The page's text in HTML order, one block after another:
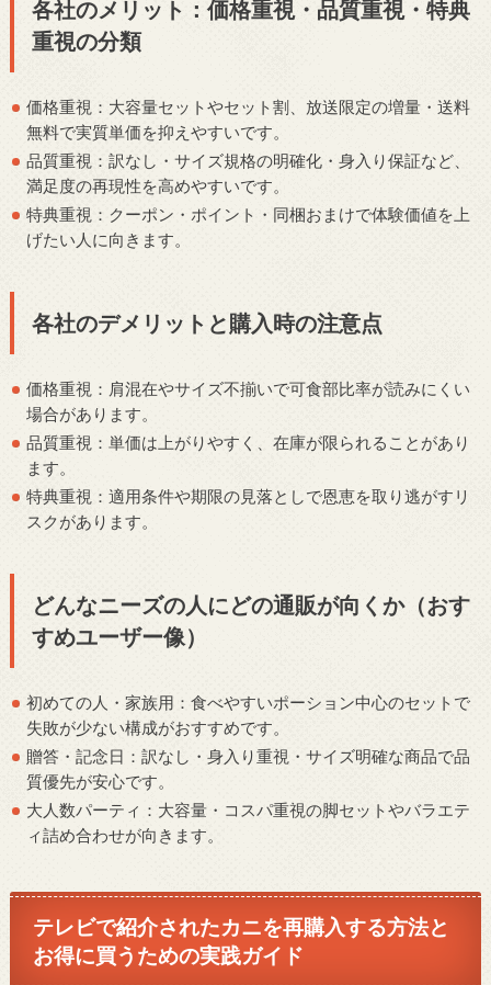
各社のメリット：価格重視・品質重視・特典
重視の分類
価格重視：大容量セットやセット割、放送限定の増量・送料
無料で実質単価を抑えやすいです。
品質重視：訳なし・サイズ規格の明確化・身入り保証など、
満足度の再現性を高めやすいです。
特典重視：クーポン・ポイント・同梱おまけで体験価値を上
げたい人に向きます。
各社のデメリットと購入時の注意点
価格重視：肩混在やサイズ不揃いで可食部比率が読みにくい
場合があります。
品質重視：単価は上がりやすく、在庫が限られることがあり
ます。
特典重視：適用条件や期限の見落としで恩恵を取り逃がすリ
スクがあります。
どんなニーズの人にどの通販が向くか（おす
すめユーザー像）
初めての人・家族用：食べやすいポーション中心のセットで
失敗が少ない構成がおすすめです。
贈答・記念日：訳なし・身入り重視・サイズ明確な商品で品
質優先が安心です。
大人数パーティ：大容量・コスパ重視の脚セットやバラエテ
ィ詰め合わせが向きます。
テレビで紹介されたカニを再購入する方法と
お得に買うための実践ガイド